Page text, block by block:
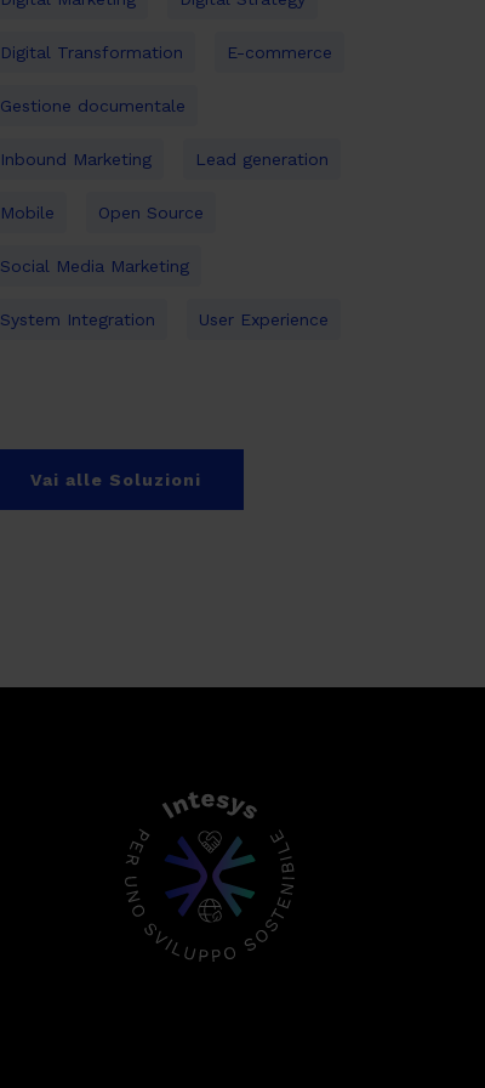
Digital Transformation E-commerce
Gestione documentale
Inbound Marketing Lead generation
Mobile Open Source
Social Media Marketing
System Integration User Experience
Vai alle Soluzioni